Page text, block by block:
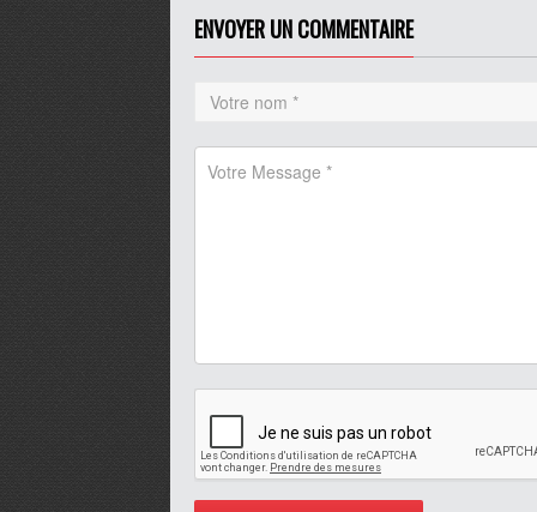
ENVOYER UN COMMENTAIRE